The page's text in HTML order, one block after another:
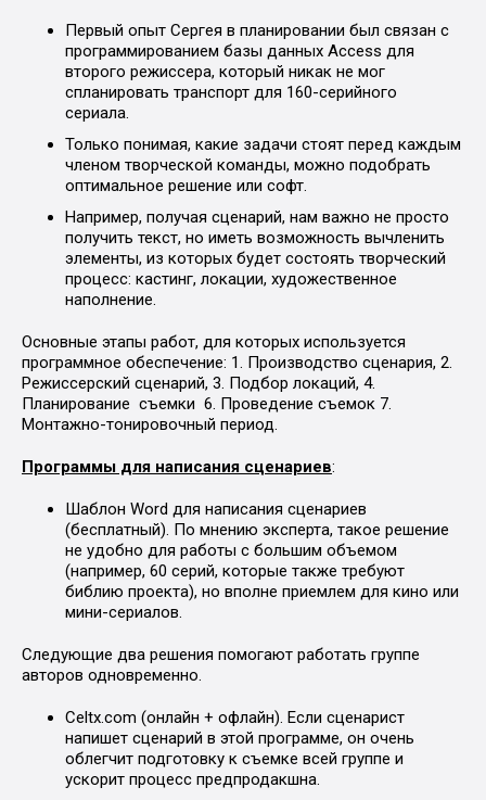
Первый опыт Сергея в планировании был связан с
программированием базы данных Access для
второго режиссера, который никак не мог
спланировать транспорт для 160-серийного
сериала.
Только понимая, какие задачи стоят перед каждым
членом творческой команды, можно подобрать
оптимальное решение или софт.
Например, получая сценарий, нам важно не просто
получить текст, но иметь возможность вычленить
элементы, из которых будет состоять творческий
процесс: кастинг, локации, художественное
наполнение.
Основные этапы работ, для которых используется
программное обеспечение: 1. Производство сценария, 2.
Режиссерский сценарий, 3. Подбор локаций, 4.
Планирование съемки 6. Проведение съемок 7.
Монтажно-тонировочный период.
Программы для написания сценариев:
Шаблон Word для написания сценариев
(бесплатный). По мнению эксперта, такое решение
не удобно для работы с большим объемом
(например, 60 серий, которые также требуют
библию проекта), но вполне приемлем для кино или
мини-сериалов.
Следующие два решения помогают работать группе
авторов одновременно.
Celtx.com (онлайн + офлайн). Если сценарист
напишет сценарий в этой программе, он очень
облегчит подготовку к съемке всей группе и
ускорит процесс предпродакшна.